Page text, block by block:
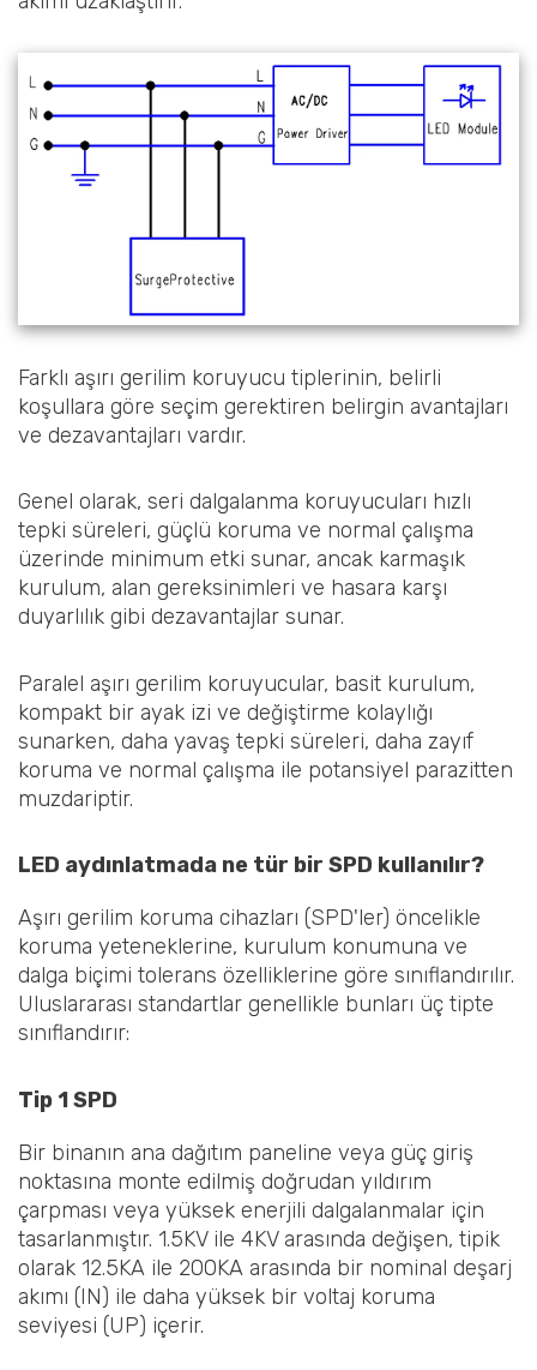
Farklı aşırı gerilim koruyucu tiplerinin, belirli
koşullara göre seçim gerektiren belirgin avantajları
ve dezavantajları vardır.
Genel olarak, seri dalgalanma koruyucuları hızlı
tepki süreleri, güçlü koruma ve normal çalışma
üzerinde minimum etki sunar, ancak karmaşık
kurulum, alan gereksinimleri ve hasara karşı
duyarlılık gibi dezavantajlar sunar.
Paralel aşırı gerilim koruyucular, basit kurulum,
kompakt bir ayak izi ve değiştirme kolaylığı
sunarken, daha yavaş tepki süreleri, daha zayıf
koruma ve normal çalışma ile potansiyel parazitten
muzdariptir.
LED aydınlatmada ne tür bir SPD kullanılır?
Aşırı gerilim koruma cihazları (SPD'ler) öncelikle
koruma yeteneklerine, kurulum konumuna ve
dalga biçimi tolerans özelliklerine göre sınıflandırılır.
Uluslararası standartlar genellikle bunları üç tipte
sınıflandırır:
Tip 1 SPD
Bir binanın ana dağıtım paneline veya güç giriş
noktasına monte edilmiş doğrudan yıldırım
çarpması veya yüksek enerjili dalgalanmalar için
tasarlanmıştır. 1.5KV ile 4KV arasında değişen, tipik
olarak 12.5KA ile 200KA arasında bir nominal deşarj
akımı (IN) ile daha yüksek bir voltaj koruma
seviyesi (UP) içerir.